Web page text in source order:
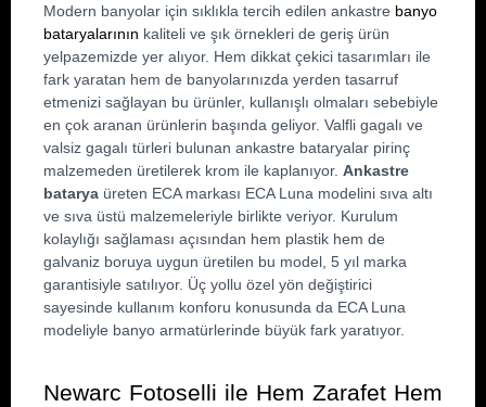
Modern banyolar için sıklıkla tercih edilen ankastre banyo
bataryalarının kaliteli ve şık örnekleri de geriş ürün
yelpazemizde yer alıyor. Hem dikkat çekici tasarımları ile
fark yaratan hem de banyolarınızda yerden tasarruf
etmenizi sağlayan bu ürünler, kullanışlı olmaları sebebiyle
en çok aranan ürünlerin başında geliyor. Valfli gagalı ve
valsiz gagalı türleri bulunan ankastre bataryalar pirinç
malzemeden üretilerek krom ile kaplanıyor. Ankastre
batarya üreten ECA markası ECA Luna modelini sıva altı
ve sıva üstü malzemeleriyle birlikte veriyor. Kurulum
kolaylığı sağlaması açısından hem plastik hem de
galvaniz boruya uygun üretilen bu model, 5 yıl marka
garantisiyle satılıyor. Üç yollu özel yön değiştirici
sayesinde kullanım konforu konusunda da ECA Luna
modeliyle banyo armatürlerinde büyük fark yaratıyor.
Newarc Fotoselli ile Hem Zarafet Hem